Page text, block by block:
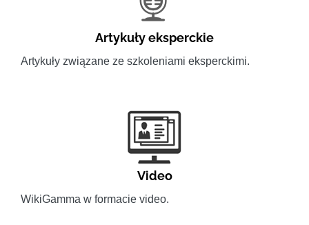
Artykuły eksperckie
Artykuły związane ze szkoleniami eksperckimi.
Video
WikiGamma w formacie video.